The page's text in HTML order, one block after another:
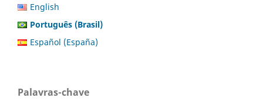
English
Português (Brasil)
Español (España)
Palavras-chave